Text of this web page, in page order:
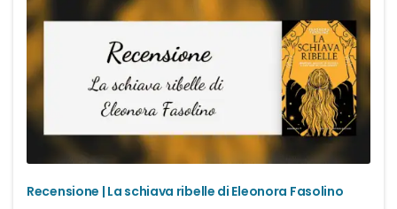
Recensione | La schiava ribelle di Eleonora Fasolino